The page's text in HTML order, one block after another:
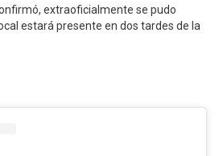
extraoficialmente se pudo
estará presente en dos tardes de la